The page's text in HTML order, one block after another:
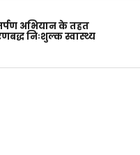
अभियान के तहत
निःशुल्क स्वास्थ्य